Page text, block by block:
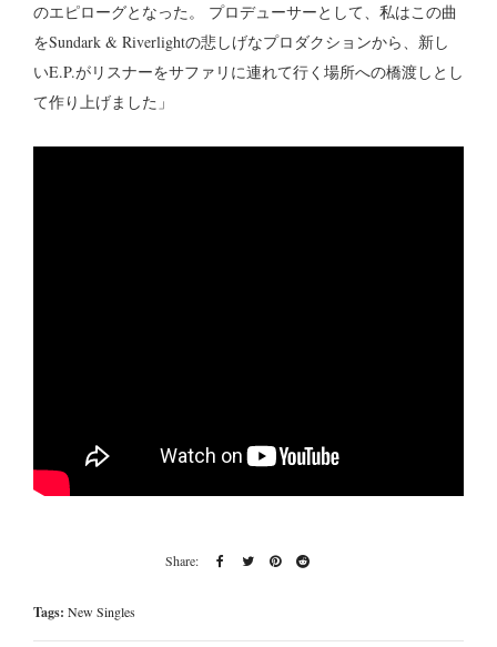
のエピローグとなった。 プロデューサーとして、私はこの曲
をSundark & Riverlightの悲しげなプロダクションから、新し
いE.P.がリスナーをサファリに連れて行く場所への橋渡しとし
て作り上げました」
Tags: New Singles